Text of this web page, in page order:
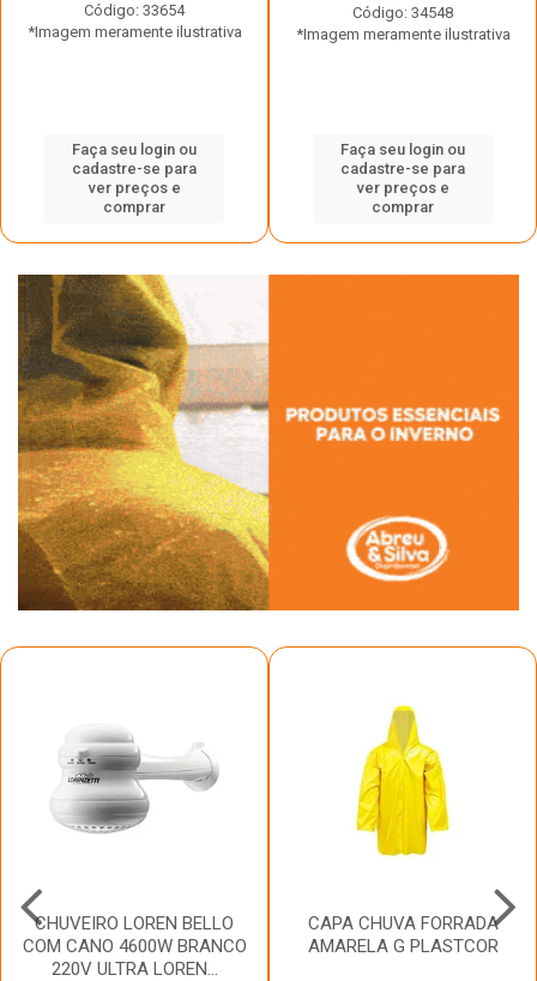
Código: 33654
*Imagem meramente ilustrativa
Faça seu login ou
cadastre-se para
ver preços e
comprar
Código: 34548
*Imagem meramente ilustrativa
Faça seu login ou
cadastre-se para
ver preços e
comprar
CHUVEIRO LOREN BELLO
COM CANO 4600W BRANCO
220V ULTRA LOREN...
CAPA CHUVA FORRADA
AMARELA G PLASTCOR